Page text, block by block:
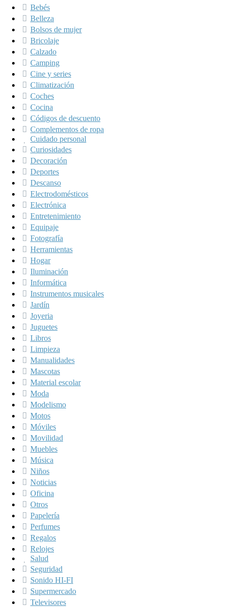
Bebés
Belleza
Bolsos de mujer
Bricolaje
Calzado
Camping
Cine y series
Climatización
Coches
Cocina
Códigos de descuento
Complementos de ropa
Cuidado personal
Curiosidades
Decoración
Deportes
Descanso
Electrodomésticos
Electrónica
Entretenimiento
Equipaje
Fotografía
Herramientas
Hogar
Iluminación
Informática
Instrumentos musicales
Jardín
Joyeria
Juguetes
Libros
Limpieza
Manualidades
Mascotas
Material escolar
Moda
Modelismo
Motos
Móviles
Movilidad
Muebles
Música
Niños
Noticias
Oficina
Otros
Papelería
Perfumes
Regalos
Relojes
Salud
Seguridad
Sonido HI-FI
Supermercado
Televisores